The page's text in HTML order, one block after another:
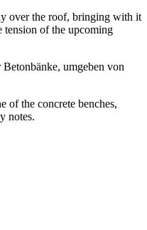
over the roof, bringing with it
tension of the upcoming
umgeben von
of the concrete benches,
notes.